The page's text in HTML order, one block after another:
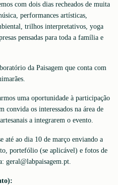
com dois dias recheados de muita
performances artísticas,
trilhos interpretativos, yoga
pensadas para toda a família e
da Paisagem que conta com
uma oportunidade à participação
convida os interessados na área de
a integrarem o evento.
até ao dia 10 de março enviando a
portefólio (se aplicável) e fotos de
geral@labpaisagem.pt.